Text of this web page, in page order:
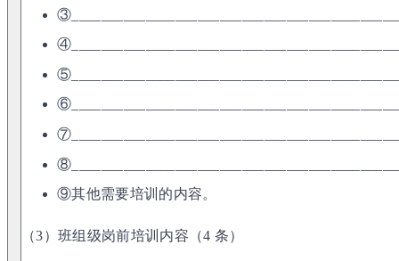
⑨其他需要培训的内容。
（3）班组级岗前培训内容（4 条）